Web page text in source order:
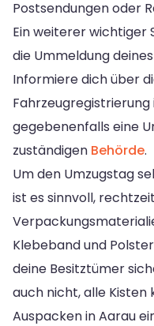
Postsendungen oder
Ein weiterer wichtiger
die Ummeldung
Informiere dich über
gegebenenfalls eine
zuständigen Behörde.
Um den Umzugstag
ist es sinnvoll,
Klebeband und
deine Besitztümer
auch nicht, alle Kisten
Auspacken in Aarau